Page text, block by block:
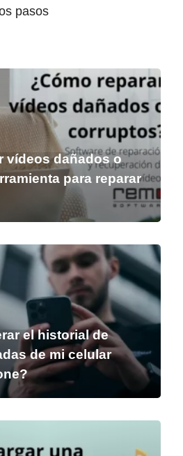
pasos
vídeos dañados o
para reparar
el historial de
de mi celular